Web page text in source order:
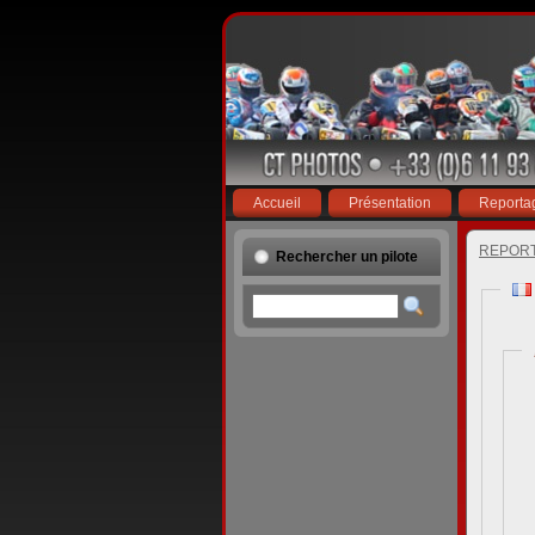
Accueil Présentation
Rechercher un pilote